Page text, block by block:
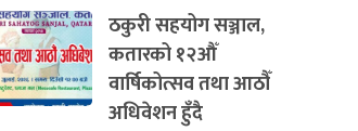
ठकुरी सहयोग सञ्जाल,
कतारको १२औँ
वार्षिकोत्सव तथा आठौँ
अधिवेशन हुँदै